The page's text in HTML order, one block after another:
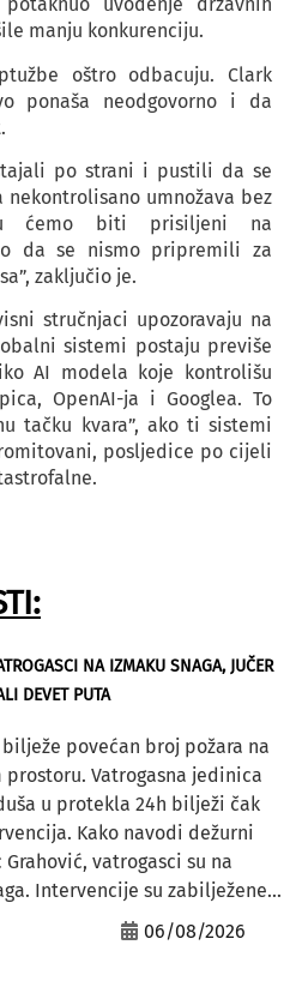
manju konkurenciju.
oštro odbacuju. Clark
ponaša neodgovorno i da
po strani i pustili da se
umnožava bez
ćemo biti prisiljeni na
da se nismo pripremili za
zaključio je.
stručnjaci upozoravaju na
sistemi postaju previše
AI modela koje kontrolišu
OpenAI-ja i Googlea. To
tačku kvara”, ako ti sistemi
posljedice po cijeli
NA IZMAKU SNAGA, JUČER
DEVET PUTA
povećan broj požara na
prostoru. Vatrogasna jedinica
u protekla 24h bilježi čak
Kako navodi dežurni
Grahović, vatrogasci su na
Intervencije su zabilježene...
06/08/2026